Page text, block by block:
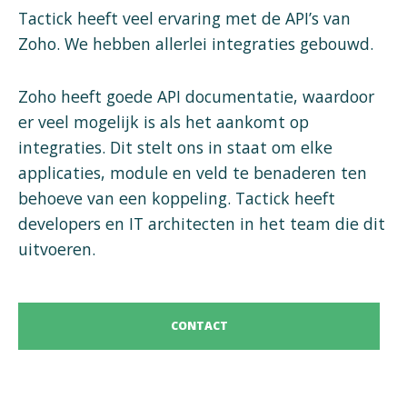
Tactick heeft veel ervaring met de API’s van
Zoho. We hebben allerlei integraties gebouwd.
Zoho heeft goede API documentatie, waardoor
er veel mogelijk is als het aankomt op
integraties. Dit stelt ons in staat om elke
applicaties, module en veld te benaderen ten
behoeve van een koppeling. Tactick heeft
developers en IT architecten in het team die dit
uitvoeren.
CONTACT